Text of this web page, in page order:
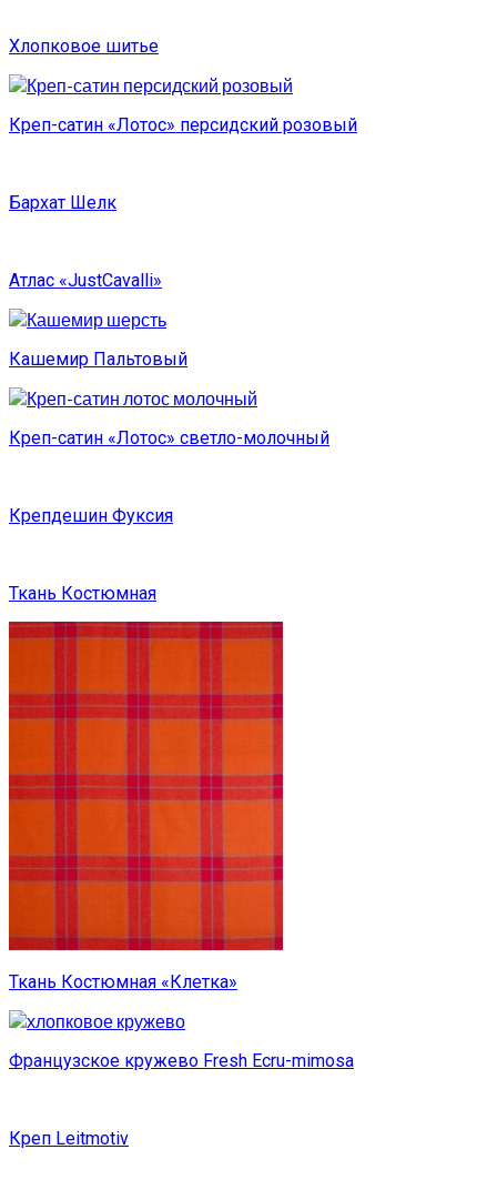
Хлопковое шитье
Креп-сатин «Лотос» персидский розовый
Бархат Шелк
Атлас «JustCavalli»
Кашемир Пальтовый
Креп-сатин «Лотос» светло-молочный
Крепдешин Фуксия
Ткань Костюмная
Ткань Костюмная «Клетка»
Французское кружево Fresh Ecru-mimosa
Креп Leitmotiv